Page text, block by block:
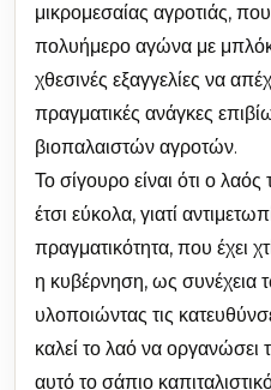
μικρομεσαίας αγροτιάς,
πολυήμερο αγώνα με
χθεσινές εξαγγελίες να
πραγματικές ανάγκες
βιοπαλαιστών αγροτών.
Το σίγουρο είναι ότι ο λαός
έτσι εύκολα, γιατί
πραγματικότητα, που έχει
η κυβέρνηση, ως συνέχεια
υλοποιώντας τις
καλεί το λαό να οργανώσει
αυτό το σάπιο